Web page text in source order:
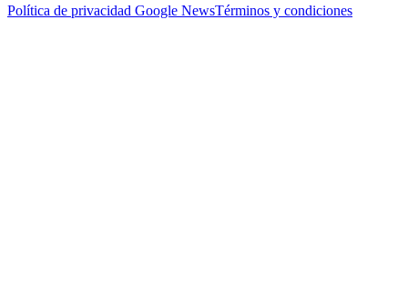
Política de privacidad Google NewsTérminos y condiciones